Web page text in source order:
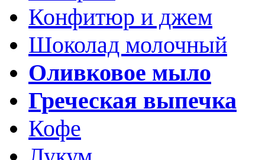
Конфитюр и джем
Шоколад молочный
Оливковое мыло
Греческая выпечка
Кофе